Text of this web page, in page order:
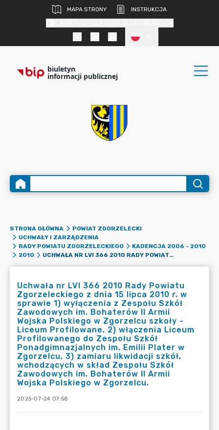
MAPA STRONY
INSTRUKCJA
biuletyn
informacji publicznej
STRONA GŁÓWNA
POWIAT ZGORZELECKI
UCHWAŁY I ZARZĄDZENIA
RADY POWIATU ZGORZELECKIEGO
KADENCJA 2006 - 2010
2010
UCHWAŁA NR LVI 366 2010 RADY POWIATU ZGORZELECKIEGO Z DNIA 15 LIPCA 2010 R. W SPRAWIE 1) WYŁĄCZENIA Z ZESPOŁU SZKÓŁ ZAWODOWYCH IM. BOHATERÓW II ARMII WOJSKA POLSKIEGO W ZGORZELCU SZKOŁY - LICEUM PROFILOWANE, 2) WŁĄCZENIA LICEUM PROFILOWANEGO DO ZESPOŁU SZKÓŁ PONADGIMNAZJALNYCH IM. EMILII PLATER W ZGORZELCU, 3) ZAMIARU LIKWIDACJI SZKÓŁ, WCHODZĄCYCH W SKŁAD ZESPOŁU SZKÓŁ ZAWODOWYCH IM. BOHATERÓW II ARMII WOJSKA POLSKIEGO W ZGORZELCU.
Uchwała nr LVI 366 2010 Rady Powiatu
Zgorzeleckiego z dnia 15 lipca 2010 r. w
sprawie 1) wyłączenia z Zespołu Szkół
Zawodowych im. Bohaterów II Armii
Wojska Polskiego w Zgorzelcu szkoły -
Liceum Profilowane, 2) włączenia Liceum
Profilowanego do Zespołu Szkół
Ponadgimnazjalnych im. Emilii Plater w
Zgorzelcu, 3) zamiaru likwidacji szkół,
wchodzących w skład Zespołu Szkół
Zawodowych im. Bohaterów II Armii
Wojska Polskiego w Zgorzelcu.
2025-07-24 07:58